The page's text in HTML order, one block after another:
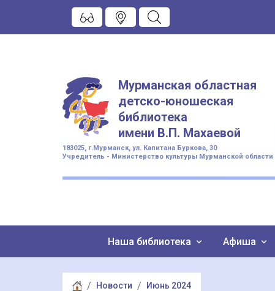
Мурманская областная
детско-юношеская
библиотека
имени В.П. Махаевой
183025, г.Мурманск, ул. Капитана Буркова, 30
Учредитель - Министерство культуры Мурманской области
Наша библиотека Афиша
Новости Июнь 2024